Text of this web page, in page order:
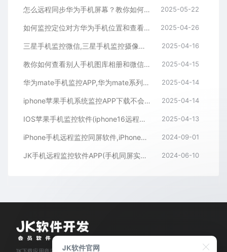
怎么远程同步华为手机屏幕？教你如何同屏监控华为手机 2025-05-22
如何监控定位对方华为手机位置和查看微信聊天记录 2025-04-26
三星手机监控微信,三星手机监控摄像头,三星手机监控软件APP下载 2025-04-16
教你如何查看别人手机图库相册和微信聊天记录 2025-04-15
华为mate手机监控APP,华为mate系列手机远程同屏监控APP 2025-04-14
iphone苹果手机系统监控APP下载不会被对方发现 2025-04-14
IOS苹果手机监控软件(iphone16远程同屏监控APP) 2025-04-13
iPhone手机远程监控同屏软件,iPhone手机监控APP 2024-09-01
JK手机远程监控软件APP(手机同屏实时监测APP下载) 2024-06-10
JK软件官网